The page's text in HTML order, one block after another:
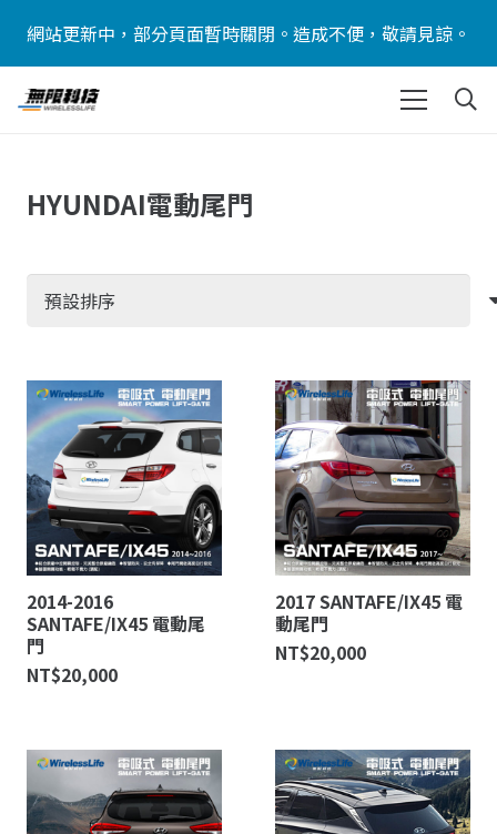
網站更新中，部分頁面暫時關閉。造成不便，敬請見諒。
HYUNDAI電動尾門
2014-2016
SANTAFE/IX45 電動尾
門
NT$20,000
2017 SANTAFE/IX45 電
動尾門
NT$20,000